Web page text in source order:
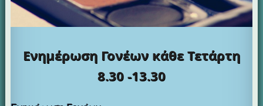
Ενημέρωση Γονέων κάθεΤετάρτη
8.30 -13.30